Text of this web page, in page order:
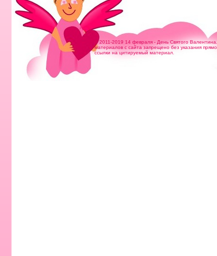
© 2011-2019 14 февраля - День Святого
материалов с сайта запрещено без указания
ссылки на цитируемый материал.